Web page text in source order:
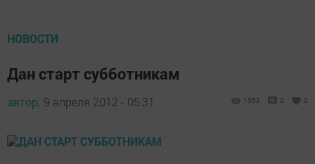
НОВОСТИ
Дан старт субботникам
автор, 9 апреля 2012 - 05:31 1353 0 0